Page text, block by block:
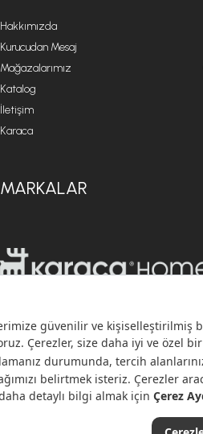
Hakkımızda
Kurucudan Mesaj
Mağazalarımız
Katalog
İletişim
Karaca
MARKALAR